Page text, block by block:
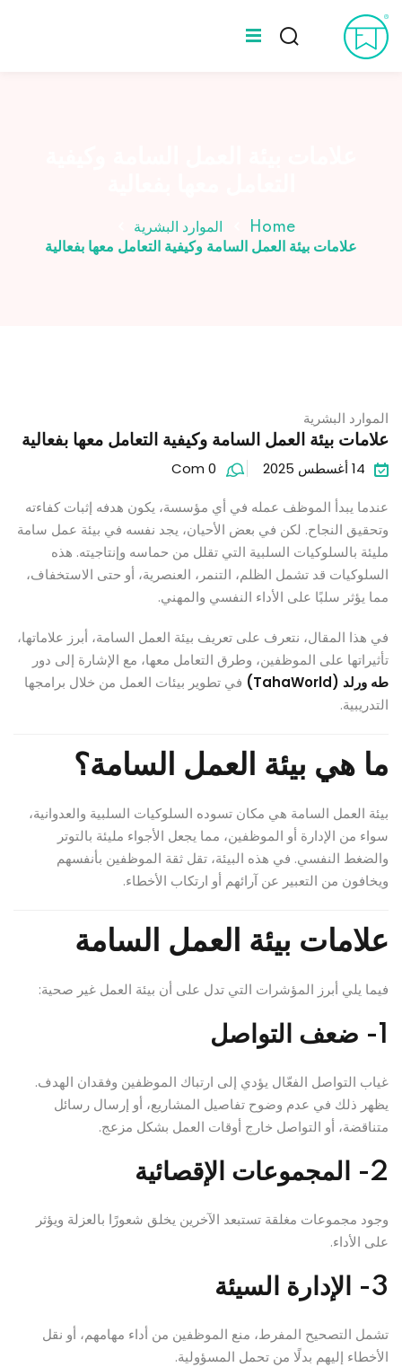
Skip
to
content
Home
الموارد البشرية
علامات بيئة العمل السامة وكيفية التعامل معها بفعالية
الموارد البشرية
علامات بيئة العمل السامة وكيفية التعامل معها بفعالية
14 أغسطس 2025
Com 0
عندما يبدأ الموظف عمله في أي مؤسسة، يكون هدفه إثبات كفاءته
وتحقيق النجاح. لكن في بعض الأحيان، يجد نفسه في بيئة عمل سامة
مليئة بالسلوكيات السلبية التي تقلل من حماسه وإنتاجيته. هذه
السلوكيات قد تشمل الظلم، التنمر، العنصرية، أو حتى الاستخفاف،
مما يؤثر سلبًا على الأداء النفسي والمهني.
في هذا المقال، نتعرف على تعريف بيئة العمل السامة، أبرز علاماتها،
تأثيراتها على الموظفين، وطرق التعامل معها، مع الإشارة إلى دور
طه ورلد (TahaWorld)
في تطوير بيئات العمل من خلال برامجها
التدريبية.
ما هي بيئة العمل السامة؟
بيئة العمل السامة هي مكان تسوده السلوكيات السلبية والعدوانية،
سواء من الإدارة أو الموظفين، مما يجعل الأجواء مليئة بالتوتر
والضغط النفسي. في هذه البيئة، تقل ثقة الموظفين بأنفسهم
ويخافون من التعبير عن آرائهم أو ارتكاب الأخطاء.
علامات بيئة العمل السامة
فيما يلي أبرز المؤشرات التي تدل على أن بيئة العمل غير صحية:
غياب التواصل الفعّال يؤدي إلى ارتباك الموظفين وفقدان الهدف.
يظهر ذلك في عدم وضوح تفاصيل المشاريع، أو إرسال رسائل
متناقضة، أو التواصل خارج أوقات العمل بشكل مزعج.
2- المجموعات الإقصائية
وجود مجموعات مغلقة تستبعد الآخرين يخلق شعورًا بالعزلة ويؤثر
على الأداء.
3- الإدارة السيئة
تشمل التصحيح المفرط، منع الموظفين من أداء مهامهم، أو نقل
الأخطاء إليهم بدلًا من تحمل المسؤولية.
Sign in